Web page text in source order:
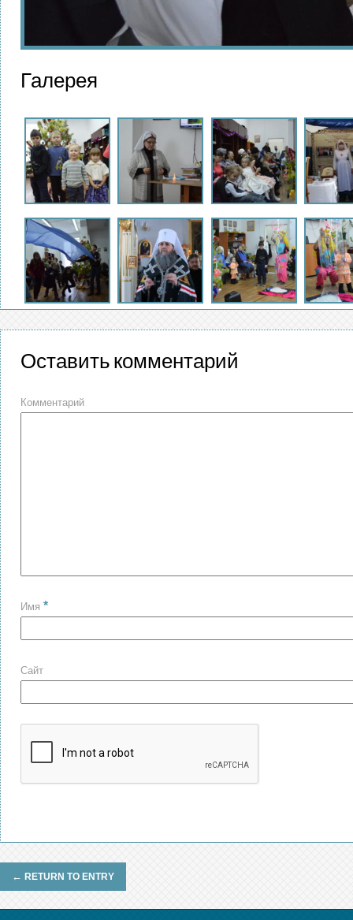
Галерея
Оставить комментарий
Комментарий
Имя *
Сайт
← RETURN TO ENTRY